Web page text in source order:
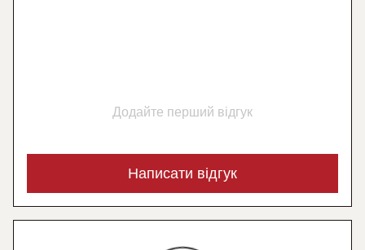
Додайте перший відгук
Написати відгук